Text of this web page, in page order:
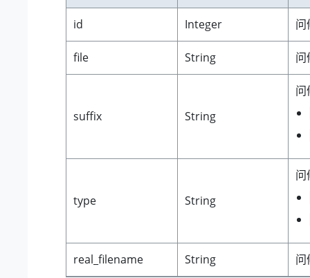
id Integer 问
file String 问
suffix String
问
type String
问
real_filename String 问